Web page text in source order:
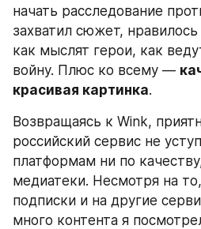
начать расследование
захватил сюжет,
как мыслят герои, как
войну. Плюс ко всему —
красивая картинка.
Возвращаясь к Wink,
российский сервис не
платформам ни по
медиатеки. Несмотря на
подписки и на другие
много контента я